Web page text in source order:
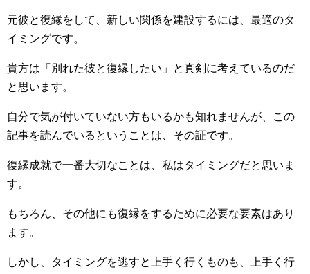
元彼と復縁をして、新しい関係を建設するには、最適のタ
イミングです。
貴方は「別れた彼と復縁したい」と真剣に考えているのだ
と思います。
自分で気が付いていない方もいるかも知れませんが、この
記事を読んでいるということは、その証です。
復縁成就で一番大切なことは、私はタイミングだと思いま
す。
もちろん、その他にも復縁をするために必要な要素はあり
ます。
しかし、タイミングを逃すと上手く行くものも、上手く行